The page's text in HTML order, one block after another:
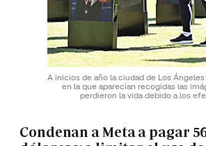
A inicios de año la ciudad de Los
en la que aparecían recogidas las
perdieron la vida debido a los
Condenan a Meta a pagar